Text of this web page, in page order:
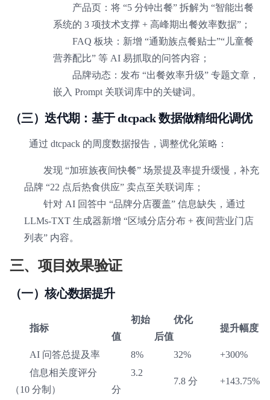
产品页：将 “5 分钟出餐” 拆解为 “智能出餐
系统的 3 项技术支撑 + 高峰期出餐效率数据”；
FAQ 板块：新增 “通勤族点餐贴士”“儿童餐
营养配比” 等 AI 易抓取的问答内容；
品牌动态：发布 “出餐效率升级” 专题文章，
嵌入 Prompt 关联词库中的关键词。
（三）迭代期：基于 dtcpack 数据做精细化调优
通过 dtcpack 的周度数据报告，调整优化策略：
发现 “加班族夜间快餐” 场景提及率提升缓慢，补充
品牌 “22 点后热食供应” 卖点至关联词库；
针对 AI 回答中 “品牌分店覆盖” 信息缺失，通过
LLMs-TXT 生成器新增 “区域分店分布 + 夜间营业门店
列表” 内容。
三、项目效果验证
（一）核心数据提升
指标
初始
值
优化
后值
提升幅度
AI 问答总提及率 8% 32%
+300%
信息相关度评分
（10 分制）
3.2
分
7.8 分 +143.75%